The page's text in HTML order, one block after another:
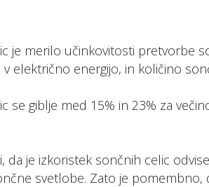
je merilo učinkovitosti pretvorbe
električno energijo, in količino
se giblje med 15% in 23% za
da je izkoristek sončnih celic
svetlobe. Zato je